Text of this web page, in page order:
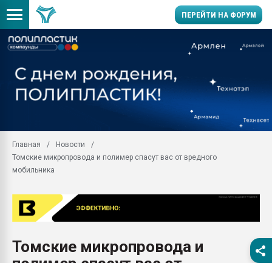
ПЕРЕЙТИ НА ФОРУМ
заводу пластмасс"
первый план в
28.07.2026
Главная
Новости
Томские микропровода и полимер спасут вас от вредного
мобильника
Томские микропровода и